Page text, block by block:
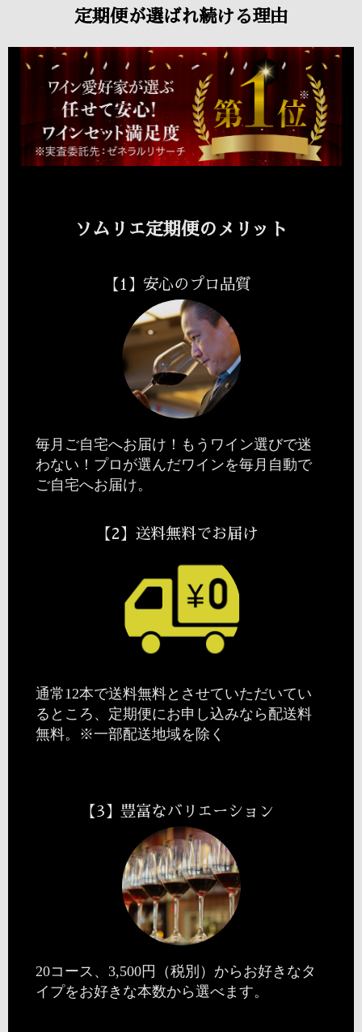
定期便が選ばれ続ける理由
ソムリエ定期便のメリット
【1】安心のプロ品質
毎月ご自宅へお届け！もうワイン選びで迷
わない！プロが選んだワインを毎月自動で
ご自宅へお届け。
【2】送料無料でお届け
通常12本で送料無料とさせていただいてい
るところ、定期便にお申し込みなら配送料
無料。※一部配送地域を除く
【3】豊富なバリエーション
20コース、3,500円（税別）からお好きなタ
イプをお好きな本数から選べます。